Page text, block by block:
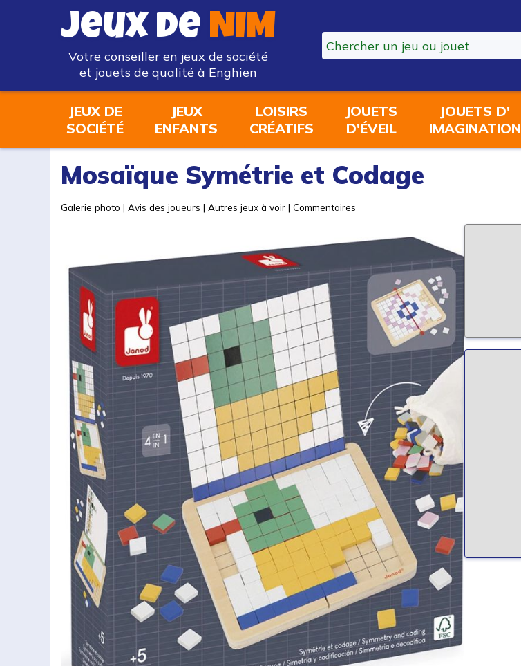
Jeux de NIM
Votre conseiller en jeux de société
et jouets de qualité à Enghien
JEUX DE
SOCIÉTÉ
JEUX
ENFANTS
LOISIRS
CRÉATIFS
JOUETS
D'ÉVEIL
JOUETS D'
IMAGINATION
Mosaïque Symétrie et Codage
Galerie photo | Avis des joueurs | Autres jeux à voir | Commentaires